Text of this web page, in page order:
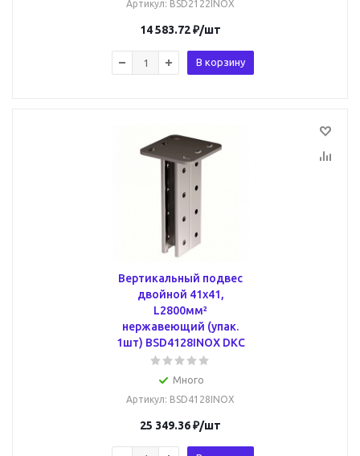
Артикул: BSD2122INOX
14 583.72₽/шт
В корзину
Вертикальный подвес
двойной 41х41,
L2800мм²
нержавеющий (упак.
1шт) BSD4128INOX DKC
Много
Артикул: BSD4128INOX
25 349.36₽/шт